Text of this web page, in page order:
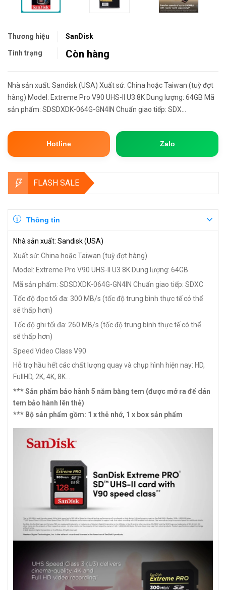
Thương hiệu SanDisk
Tình trạng Còn hàng
Nhà sản xuất: Sandisk (USA) Xuất sứ: China hoặc Taiwan (tuỳ đợt
hàng) Model: Extreme Pro V90 UHS-II U3 8K Dung lượng: 64GB Mã
sản phẩm: SDSDXDK-064G-GN4IN Chuẩn giao tiếp: SDX...
Hotline Zalo
FLASH SALE
Thông tin
Nhà sản xuất: Sandisk (USA)
Xuất sứ: China hoặc Taiwan (tuỳ đợt hàng)
Model: Extreme Pro V90 UHS-II U3 8K Dung lượng: 64GB
Mã sản phẩm: SDSDXDK-064G-GN4IN Chuẩn giao tiếp: SDXC
Tốc độ đọc tối đa: 300 MB/s (tốc độ trung bình thực tế có thể
sẽ thấp hơn)
Tốc độ ghi tối đa: 260 MB/s (tốc độ trung bình thực tế có thể
sẽ thấp hơn)
Speed Video Class V90
Hỗ trợ hầu hết các chất lượng quay và chụp hình hiện nay: HD,
FullHD, 2K, 4K, 8K...
*** Sản phẩm bảo hành 5 năm bằng tem (được mở ra để dán
tem bảo hành lên thẻ)
*** Bộ sản phẩm gồm: 1 x thẻ nhớ, 1 x box sản phẩm